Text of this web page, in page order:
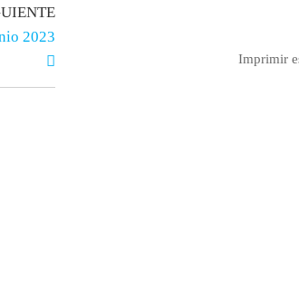
2023
Imprimir